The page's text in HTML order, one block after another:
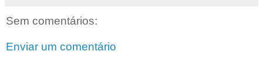
Sem comentários:
Enviar um comentário